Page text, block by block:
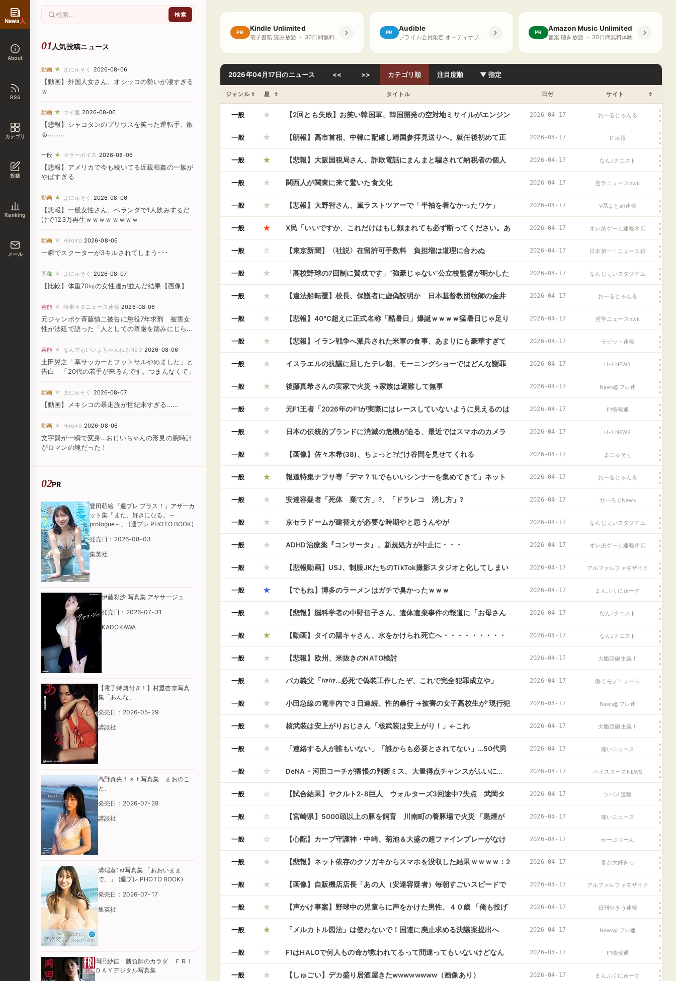
News人
About
RSS
カテゴリ
投稿
Ranking
メール
人気投稿ニュース
動画 ★ まにゅそく 2026-08-06
【動画】外国人女さん、オシッコの勢いが凄すぎる
ｗ
動画 ★ サイ速 2026-08-06
【悲報】シャコタンのプリウスを笑った運転手、散
る………
一般 ★ ネラーボイス 2026-08-06
【悲報】アメリカで今も続いてる近親相姦の一族が
やばすぎる
動画 ★ まにゅそく 2026-08-06
【悲報】一般女性さん、ベランダで1人飲みするだ
けで123万再生ｗｗｗｗｗｗｗｗ
動画 ★ Hiroiro 2026-08-06
一瞬でスクーターが3キルされてしまう･･･
画像 ★ まにゅそく 2026-08-07
【比較】体重70㎏の女性達が並んだ結果【画像】
芸能 ★ 時事ネタニュース速報 2026-08-06
元ジャンポケ斉藤慎二被告に懲役7年求刑 被害女
性が法廷で語った「人としての尊厳を踏みにじられ
芸能 ★ なんでもいいよちゃんねるNEO 2026-08-06
土田晃之「草サッカーとフットサルやめました」と
告白 「20代の若手が来るんです。つまんなくて」
動画 ★ まにゅそく 2026-08-07
【動画】メキシコの暴走族が世紀末すぎる……
動画 ★ Hiroiro 2026-08-06
文字盤が一瞬で変身…おじいちゃんの形見の腕時計
がロマンの塊だった！
PR
豊田萌絵『週プレ プラス！』アザーカ
ット集「また、好きになる。～
prologue～」 (週プレ PHOTO BOOK)
発売日：2026-08-03
集英社
伊藤彩沙 写真集 アヤサージュ
発売日：2026-07-31
KADOKAWA
【電子特典付き！】村重杏奈写真
集「あんな」
発売日：2026-05-29
講談社
髙野真央１ｓｔ写真集 まおのこ
と、
発売日：2026-07-28
講談社
溝端葵1st写真集 「あおいまま
で。」 (週プレ PHOTO BOOK)
発売日：2026-07-17
集英社
岡田紗佳 勝負師のカラダ ＦＲＩ
ＤＡＹデジタル写真集
PR Kindle Unlimited
電子書籍 読み放題 ・ 30日間無料体験
PR Audible
プライム会員限定 オーディオブック ・ 30日間無料体験
PR Amazon Music Unlimited
音楽 聴き放題 ・ 30日間無料体験
2026年04月17日のニュース << >> カテゴリ順 注目度順 ▼ 指定
ジャンル 星 タイトル 日付 サイト
一般 ★ 【2回とも失敗】お笑い韓国軍、韓国開発の空対地ミサイルがエンジン
異常停止 2回とも失敗
2026-04-17 おーるじゃんる
一般 ★ 【朗報】高市首相、中韓に配慮し靖国参拝見送りへ。就任後初めて正
しい判断したな
2026-04-17 IT速報
一般 ★ 【悲報】大阪国税局さん、詐欺電話にまんまと騙されて納税者の個人
情報を流出させてしまうｗｗｗｗｗｗｗｗｗｗ
2026-04-17 なんJクエスト
一般 ★ 関西人が関東に来て驚いた食文化 2026-04-17 哲学ニュースnwk
一般 ★ 【悲報】大野智さん、嵐ラストツアーで「半袖を着なかったワケ」 2026-04-17 V系まとめ速報
一般 ★ X民「いいですか、これだけはもし頼まれても必ず断ってください。あ
なたの人生終わりますよ」
2026-04-17 オレ的ゲーム速報＠刃
一般 ☆ 【東京新聞】〈社説〉在留許可手数料 負担増は道理に合わぬ 2026-04-17 日本第一！ニュース録
一般 ★ 「高校野球の7回制に賛成です」“強豪じゃない”公立校監督が明かした
本音「野球って長いイメージあるので…」
2026-04-17 なんじぇいスタジアム
一般 ★ 【違法船転覆】校長、保護者に虚偽説明か 日本基督教団牧師の金井
船長、生徒に「抗議船」と明言していた
2026-04-17 おーるじゃんる
一般 ★ 【悲報】40℃超えに正式名称「酷暑日」爆誕ｗｗｗｗ猛暑日じゃ足り
ない時代へ 気象庁が新設
2026-04-17 哲学ニュースnwk
一般 ★ 【悲報】イラン戦争へ派兵された米軍の食事、あまりにも豪華すぎて
炎上ｗｗｗ
2026-04-17 ラビット速報
一般 ★ イスラエルの抗議に屈したテレ朝、モーニングショーではどんな謝罪
があるかと思って視てみたら……
2026-04-17 U-1 NEWS
一般 ★ 後藤真希さんの実家で火災 →家族は避難して無事 2026-04-17 News@フレ速
一般 ★ 元F1王者「2026年のF1が実際にはレースしていないように見えるのは
非常に残念」
2026-04-17 F1情報通
一般 ★ 日本の伝統的ブランドに消滅の危機が迫る、最近ではスマホのカメラ
に存在意義を奪われ……
2026-04-17 U-1 NEWS
一般 ★ 【画像】佐々木希(38)、ちょっと?だけ谷間を見せてくれる 2026-04-17 まにゅそく
一般 ★ 報道特集ナフサ専「デマ？1Lでもいいシンナーを集めてきて」ネット
民「違反の可能性あること投稿すべきでない」専「気持ちの問題とし
てコメントしています」
2026-04-17 おーるじゃんる
一般 ★ 安達容疑者「死体 棄て方」?、「ドラレコ 消し方」? 2026-04-17 ガハろぐNews
一般 ★ 京セラドームが建替えが必要な時期やと思うんやが 2026-04-17 なんじぇいスタジアム
一般 ★ ADHD治療薬『コンサータ』、新規処方が中止に・・・ 2026-04-17 オレ的ゲーム速報＠刃
一般 ★ 【悲報動画】USJ、制服JKたちのTikTok撮影スタジオと化してしまい
シュールすぎる光景が広がるｗｗｗ
2026-04-17 アルファルファモザイク
一般 ★ 【でもね】博多のラーメンはガチで臭かったｗｗｗ 2026-04-17 まんぷくにゅーす
一般 ★ 【悲報】脳科学者の中野信子さん、遺体遺棄事件の報道に「お母さん
は子供がいたら再婚するなってこと？」と謎理論で苦
言・・・・・・・・・
2026-04-17 なんJクエスト
一般 ★ 【動画】タイの陽キャさん、水をかけられ死亡へ・・・・・・・・・ 2026-04-17 なんJクエスト
一般 ★ 【悲報】欧州、米抜きのNATO検討 2026-04-17 大艦巨砲主義！
一般 ★ バカ義父「ﾊｧﾊｧ…必死で偽装工作したぞ、これで完全犯罪成立や」 2026-04-17 働くモノニュース
一般 ★ 小田急線の電車内で３日連続、性的暴行 →被害の女子高校生が“現行犯
逮捕”
2026-04-17 News@フレ速
一般 ★ 核武装は安上がりおじさん「核武装は安上がり！」←これ 2026-04-17 大艦巨砲主義！
一般 ★ 「連絡する人が誰もいない」「誰からも必要とされてない」…50代男
性、日曜日にスマホを見て固まった「老後ひとりぼっち」確信の瞬間
2026-04-17 痛いニュース
一般 ☆ DeNA・河田コーチが痛恨の判断ミス、大量得点チャンスがふいに… 2026-04-17 ベイスターズNEWS
一般 ☆ 【試合結果】ヤクルト2-8巨人 ウォルターズ3回途中7失点 武岡タ
イムリー
2026-04-17 ツバメ速報
一般 ☆ 【宮崎県】5000頭以上の豚を飼育 川南町の養豚場で火災 「黒煙が
激しく上がっている」と通報
2026-04-17 痛いニュース
一般 ☆ 【心配】カープ守護神・中崎、菊池＆大盛の超ファインプレーがなけ
れば炎上していた事実
2026-04-17 かーぷぶーん
一般 ★ 【悲報】ネット依存のクソガキからスマホを没収した結果ｗｗｗｗ：2
6/04/17のニュース
2026-04-17 春が大好きっ
一般 ★ 【画像】自販機店店長「あの人（安達容疑者）毎朝すごいスピードで
車停めて缶コーヒー飲んでた」
2026-04-17 アルファルファモザイク
一般 ★ 【声かけ事案】野球中の児童らに声をかけた男性、４０歳 「俺も投げ
させて」 「麦茶飲ませて」
2026-04-17 日刊やきう速報
一般 ★ 「メルカトル図法」は使わないで！国連に廃止求める決議案提出へ 2026-04-17 News@フレ速
一般 ★ F1はHALOで何人もの命が救われてるって間違ってもいないけどなん
か不思議だと話題に
2026-04-17 F1情報通
一般 ★ 【しゅごい】デカ盛り居酒屋きたwwwwwwww（画像あり） 2026-04-17 まんぷくにゅーす